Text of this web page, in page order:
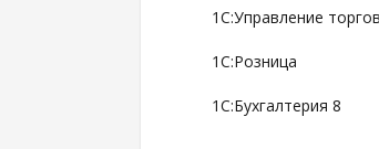
1С:Управление
1С:Розница
1С:Бухгалтерия 8